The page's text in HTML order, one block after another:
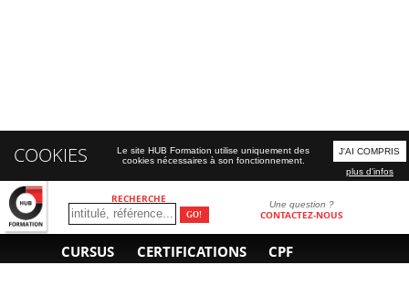
RECHERCHE Une question ?
CONTACTEZ-NOUS
CURSUS CERTIFICATIONS CPF
COOKIES
Le site HUB Formation utilise uniquement des
cookies nécessaires à son fonctionnement.
J'AI COMPRIS
plus d'infos